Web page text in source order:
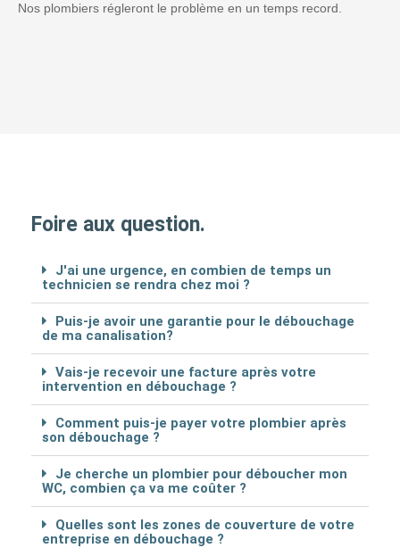
Nos plombiers régleront le problème en un temps record.
Foire aux question.
J'ai une urgence, en combien de temps un
technicien se rendra chez moi ?
Puis-je avoir une garantie pour le débouchage
de ma canalisation?
Vais-je recevoir une facture après votre
intervention en débouchage ?
Comment puis-je payer votre plombier après
son débouchage ?
Je cherche un plombier pour déboucher mon
WC, combien ça va me coûter ?
Quelles sont les zones de couverture de votre
entreprise en débouchage ?